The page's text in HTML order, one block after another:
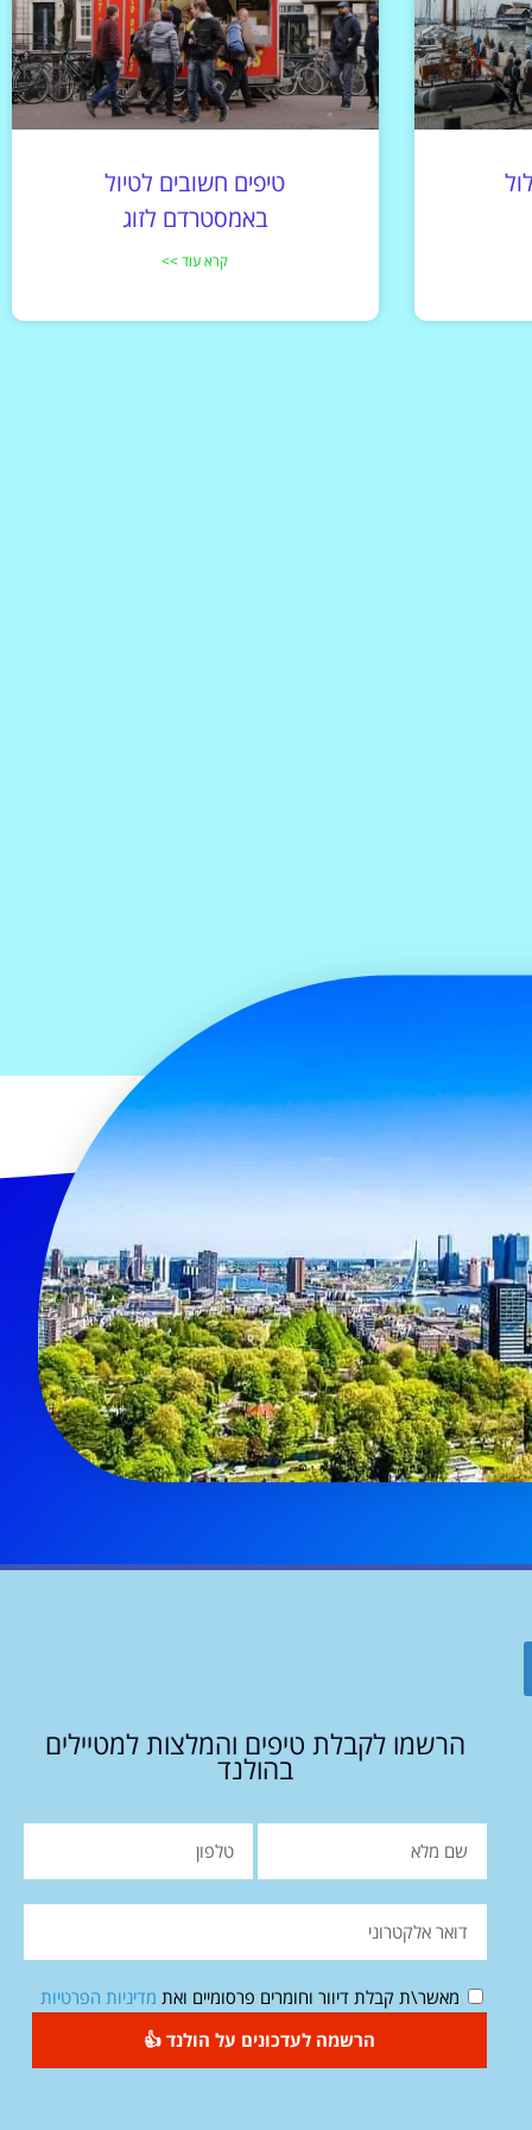
טיפים חשובים לטיול
באמסטרדם לזוג
קרא עוד >>
הרשמו לקבלת טיפים והמלצות למטיילים
בהולנד
מאשר\ת קבלת דיוור וחומרים פרסומיים ואת מדיניות הפרטיות
הרשמה לעדכונים על הולנד 👍